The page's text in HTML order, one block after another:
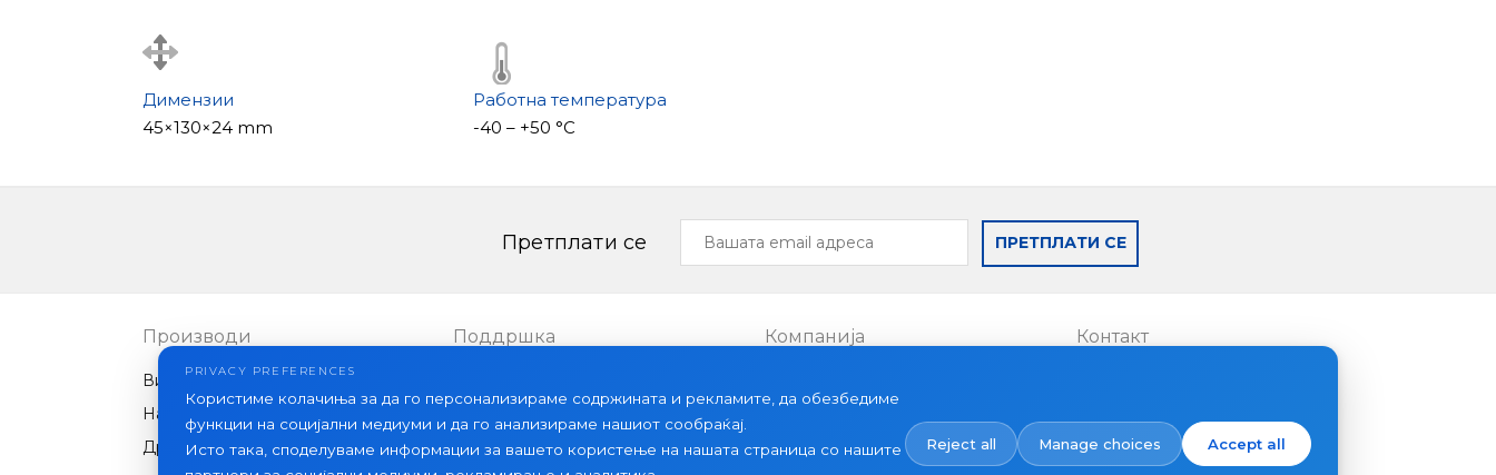
Димензии
45×130×24 mm
Работна температура
-40 – +50 °С
Претплати се
Вашата
email
ПРЕТПЛАТИ СЕ
Производи
Видео интеркоми
Надворешни панели
Друга опрема
Поддршка Компанија
Вести
Контакт
PRIVACY PREFERENCES
Користиме колачиња за да го персонализираме содржината и рекламите, да обезбедиме
функции на социјални медиуми и да го анализираме нашиот сообраќај.
Исто така, споделуваме информации за вашето користење на нашата страница со нашите
Reject all Manage choices Accept all